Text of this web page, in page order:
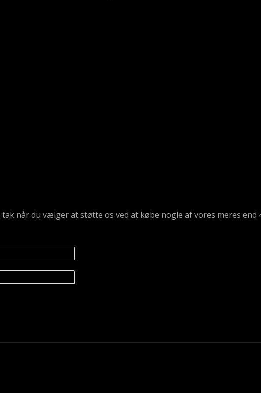
når du vælger at støtte os ved at købe nogle af vores meres end